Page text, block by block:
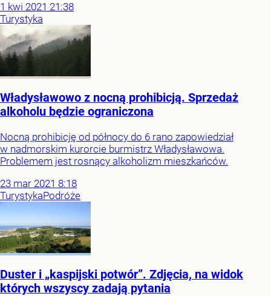
1 kwi 2021 21:38
Turystyka
Władysławowo z nocną prohibicją. Sprzedaż
alkoholu będzie ograniczona
Nocną prohibicję od północy do 6 rano zapowiedział
w nadmorskim kurorcie burmistrz Władysławowa.
Problemem jest rosnący alkoholizm mieszkańców.
23 mar 2021 8:18
TurystykaPodróże
Duster i „kaspijski potwór”. Zdjęcia, na widok
których wszyscy zadają pytania